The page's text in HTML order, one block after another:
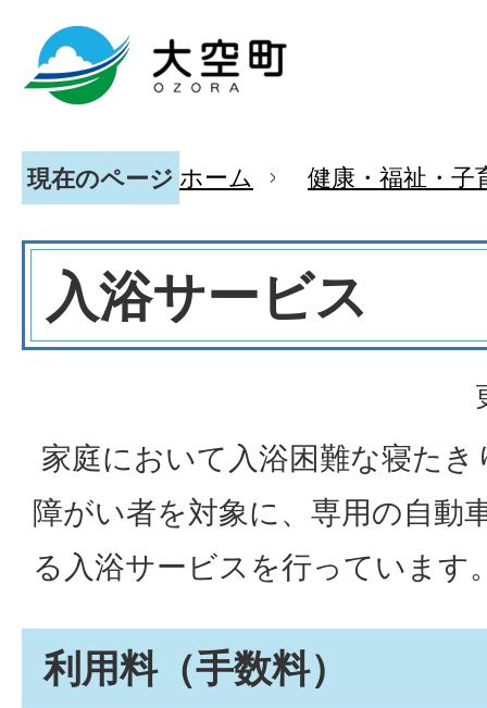
現在のページ ホーム 健康・福祉・子
入浴サービス
家庭において入浴困難な寝た
障がい者を対象に、専用の自動
る入浴サービスを行っています
利用料（手数料）